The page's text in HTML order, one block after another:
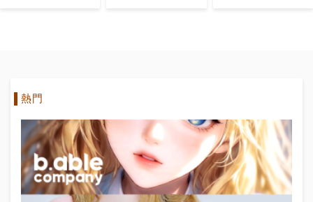
熱門